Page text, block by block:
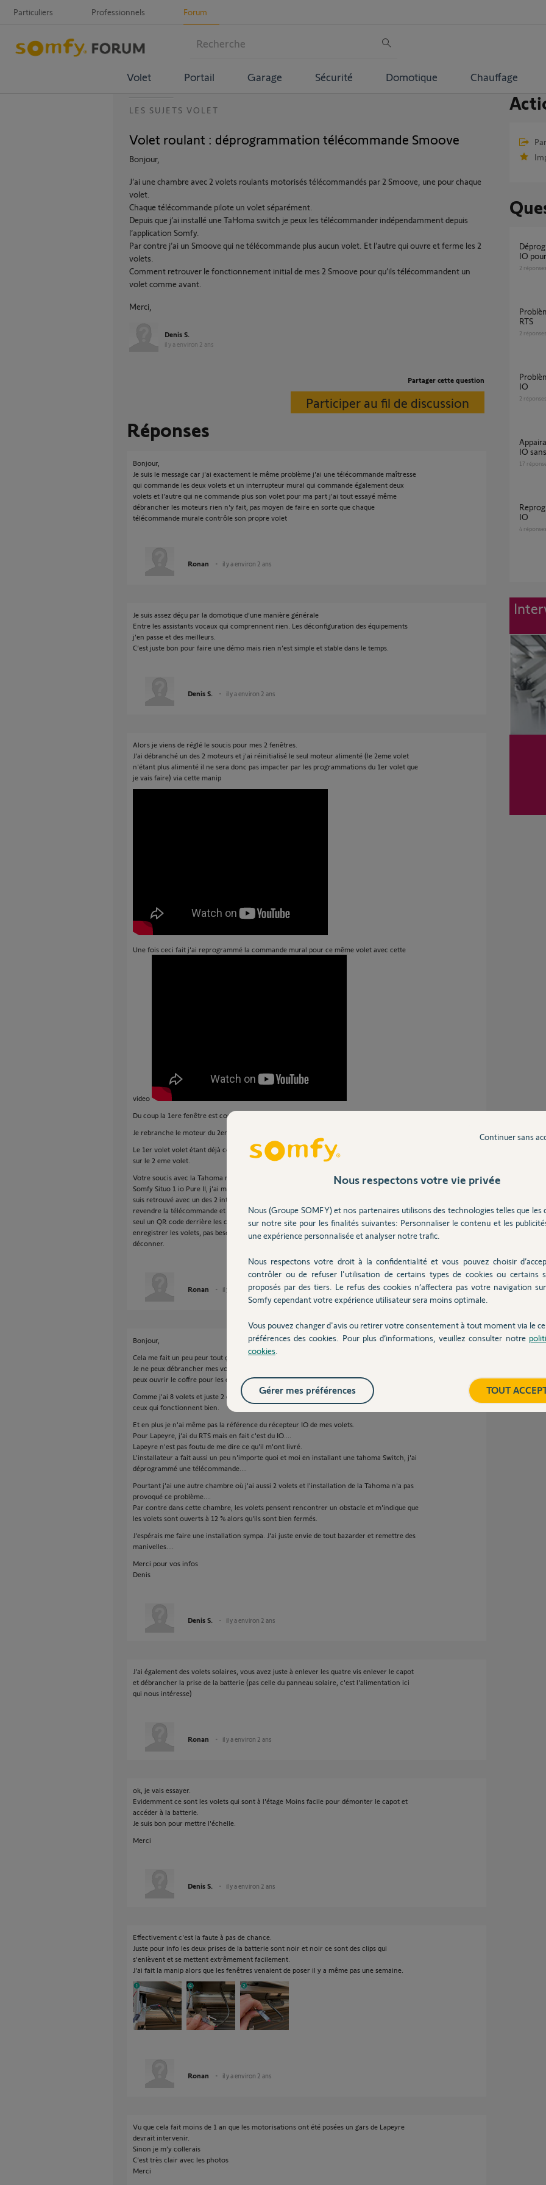
Particuliers Professionnels Forum
Volet Portail Garage Sécurité Domotique Chauffage
LES SUJETS VOLET
Volet roulant : déprogrammation télécommande Smoove
Bonjour,
J’ai une chambre avec 2 volets roulants motorisés télécommandés par 2 Smoove, une pour chaque
volet.
Chaque télécommande pilote un volet séparément.
Depuis que j’ai installé une TaHoma switch je peux les télécommander indépendamment depuis
l’application Somfy.
Par contre j’ai un Smoove qui ne télécommande plus aucun volet. Et l’autre qui ouvre et ferme les 2
volets.
Comment retrouver le fonctionnement initial de mes 2 Smoove pour qu’ils télécommandent un
volet comme avant.
Merci,
Denis S.
il y a environ 2 ans
Partager cette question
Participer au fil de discussion
Réponses
Bonjour,
Je suis le message car j'ai exactement le même problème j'ai une télécommande maîtresse
qui commande les deux volets et un interrupteur mural qui commande également deux
volets et l'autre qui ne commande plus son volet pour ma part j'ai tout essayé même
débrancher les moteurs rien n'y fait, pas moyen de faire en sorte que chaque
télécommande murale contrôle son propre volet
Ronan il y a environ 2 ans
Je suis assez déçu par la domotique d’une manière générale
Entre les assistants vocaux qui comprennent rien. Les déconfiguration des équipements
j’en passe et des meilleurs.
C’est juste bon pour faire une démo mais rien n’est simple et stable dans le temps.
Denis S. il y a environ 2 ans
Alors je viens de réglé le soucis pour mes 2 fenêtres.
J'ai débranché un des 2 moteurs et j'ai réinitialisé le seul moteur alimenté (le 2eme volet
n'étant plus alimenté il ne sera donc pas impacter par les programmations du 1er volet que
je vais faire) via cette manip
Une fois ceci fait j'ai reprogrammé la commande mural pour ce même volet avec cette
video
Du coup la 1ere fenêtre est configurer au top.
Je rebranche le moteur du 2eme volet et je fais les même manips que cité précédemment.
Le 1er volet volet étant déjà configuré, il ne sera pas impacté par les manips que l'ont fera
sur le 2 eme volet.
Votre soucis avec la Tahoma m'est arrivé avec une télécommande centralisé groupé la
Somfy Situo 1 io Pure II, j'ai même refait le test une fois tout reconfiguré et rebelotte je me
suis retrouvé avec un des 2 interrupteurs qui ferme 2 volets au lieu du siens, du coup je vais
revendre la télécommande et prendre la Box connectivité à 68 euros, l'avantage c'est que
seul un QR code derrière les commandes mural (pour les plus récentes) est à scanner pour
enregistrer les volets, pas besoin de jouer avec la programmation au risque de tout faire
déconner.
Ronan il y a environ 2 ans
Bonjour,
Cela me fait un peu peur tout ça.
Je ne peux débrancher mes volets roulants; ils sont sans fil sur batterie et je ne sais pas si je
peux ouvrir le coffre pour les déconnecter ?
Comme j'ai 8 volets et juste 2 qui sont mal télécommandés, j'ai peur de mettre le bazar sur
ceux qui fonctionnent bien.
Et en plus je n'ai même pas la référence du récepteur IO de mes volets.
Pour Lapeyre, j'ai du RTS mais en fait c'est du IO....
Lapeyre n'est pas foutu de me dire ce qu'il m'ont livré.
L'installateur a fait aussi un peu n'importe quoi et moi en installant une tahoma Switch, j'ai
déprogrammé une télécommande....
Pourtant j'ai une autre chambre où j'ai aussi 2 volets et l'installation de la Tahoma n'a pas
provoqué ce problème....
Par contre dans cette chambre, les volets pensent rencontrer un obstacle et m'indique que
les volets sont ouverts à 12 % alors qu'ils sont bien fermés.
J'espérais me faire une installation sympa. J'ai juste envie de tout bazarder et remettre des
manivelles....
Merci pour vos infos
Denis
Denis S. il y a environ 2 ans
J'ai également des volets solaires, vous avez juste à enlever les quatre vis enlever le capot
et débrancher la prise de la batterie (pas celle du panneau solaire, c'est l'alimentation ici
qui nous intéresse)
Ronan il y a environ 2 ans
ok, je vais essayer.
Evidemment ce sont les volets qui sont à l'étage Moins facile pour démonter le capot et
accéder à la batterie.
Je suis bon pour mettre l'échelle.
Merci
Denis S. il y a environ 2 ans
Effectivement c'est la faute à pas de chance.
Juste pour info les deux prises de la batterie sont noir et noir ce sont des clips qui
s'enlèvent et se mettent extrêmement facilement.
J'ai fait la manip alors que les fenêtres venaient de poser il y a même pas une semaine.
Ronan il y a environ 2 ans
Vu que cela fait moins de 1 an que les motorisations ont été posées un gars de Lapeyre
devrait intervenir.
Sinon je m’y collerais
C’est très clair avec les photos
Merci
Déprogrammation journalière télécommande
IO
2 réponses
Problème avec 2 télécommandes Smoove
RTS
2 réponses
Problème avec la Tahoma et Smoove Origin
IO
2 réponses
Appairage Tahoma switch avec Volet roulant
IO
17
Reprogrammation télécommande Smoove
IO
4 réponses
Nous respectons votre vie privée
Nous (Groupe SOMFY) et nos partenaires utilisons des technologies telles que les
sur notre site pour les finalités suivantes: Personnaliser le contenu et les
une expérience personnalisée et analyser notre trafic.
Nous respectons votre droit à la confidentialité et vous pouvez choisir
contrôler ou de refuser l'utilisation de certains types de cookies ou certains
proposés par des tiers. Le refus des cookies n’affectera pas votre navigation
Somfy cependant votre expérience utilisateur sera moins optimale.
Vous pouvez changer d'avis ou retirer votre consentement à tout moment via le
préférences des cookies. Pour plus d’informations, veuillez consulter notre
cookies
Continuer sans
TOUT
Gérer mes préférences